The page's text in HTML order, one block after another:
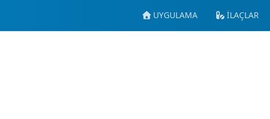
UYGULAMA İLAÇLAR